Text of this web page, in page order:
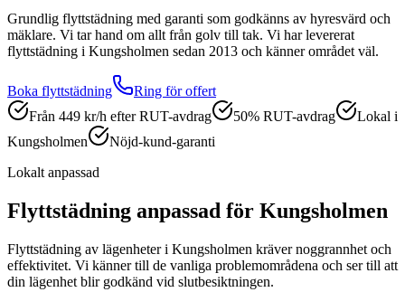
Grundlig flyttstädning med garanti som godkänns av hyresvärd och
mäklare. Vi tar hand om allt från golv till tak. Vi har levererat
flyttstädning i Kungsholmen sedan 2013 och känner området väl.
Boka flyttstädning
Ring för offert
Från 449 kr/h efter RUT-avdrag
50% RUT-avdrag
Lokal i
Kungsholmen
Nöjd-kund-garanti
Lokalt anpassad
Flyttstädning anpassad för Kungsholmen
Flyttstädning av lägenheter i Kungsholmen kräver noggrannhet och
effektivitet. Vi känner till de vanliga problemområdena och ser till att
din lägenhet blir godkänd vid slutbesiktningen.